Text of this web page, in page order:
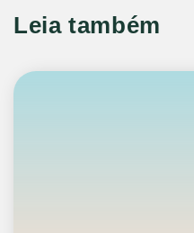
Leia também